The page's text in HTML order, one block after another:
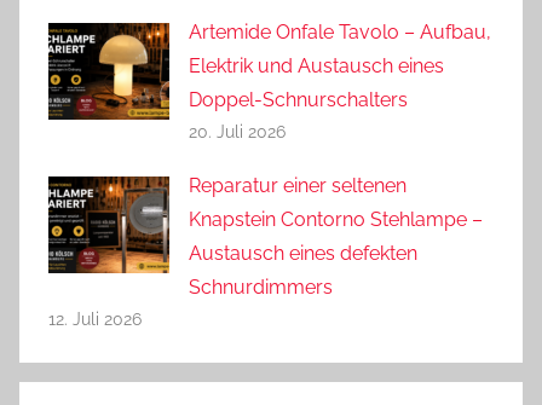
Artemide Onfale Tavolo – Aufbau,
Elektrik und Austausch eines
Doppel-Schnurschalters
20. Juli 2026
Reparatur einer seltenen
Knapstein Contorno Stehlampe –
Austausch eines defekten
Schnurdimmers
12. Juli 2026